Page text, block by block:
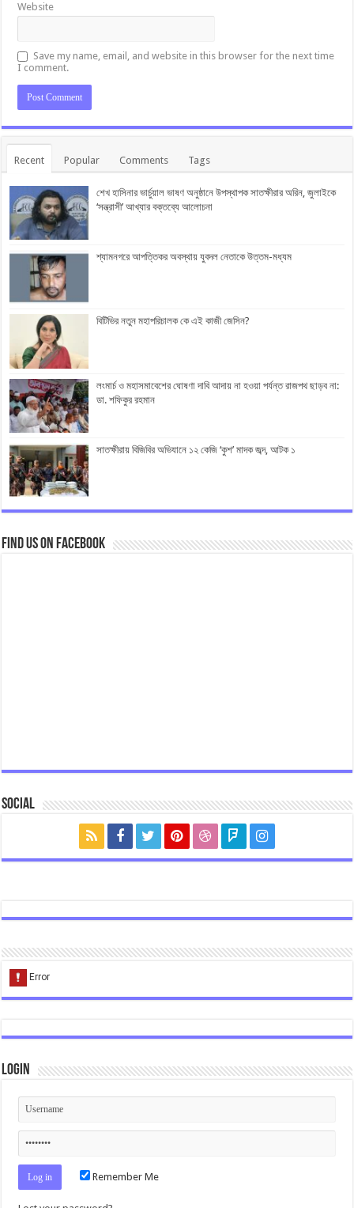
Website
Save my name, email, and website in this browser for the next time
I comment.
Recent Popular Comments Tags
শেখ হাসিনার ভার্চুয়াল ভাষণ অনুষ্ঠানে উপস্থাপক সাতক্ষীরার অরিন, জুলাইকে
‘সন্ত্রাসী’ আখ্যার বক্তব্যে আলোচনা
শ্যামনগরে আপত্তিকর অবস্থায় যুবদল নেতাকে উত্তম-মধ্যম
বিটিভির নতুন মহাপরিচালক কে এই কাজী জেসিন?
লংমার্চ ও মহাসমাবেশের ঘোষণা দাবি আদায় না হওয়া পর্যন্ত রাজপথ ছাড়ব না:
ডা. শফিকুর রহমান
সাতক্ষীরায় বিজিবির অভিযানে ১২ কেজি ‘কুশ’ মাদক জব্দ, আটক ১
Find us on Facebook
Social
Login
Remember Me